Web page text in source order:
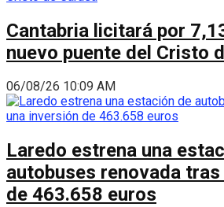
Cantabria licitará por
nuevo puente del Cristo
06/08/26 10:09 AM
Laredo estrena una
autobuses renovada
de 463.658 euros